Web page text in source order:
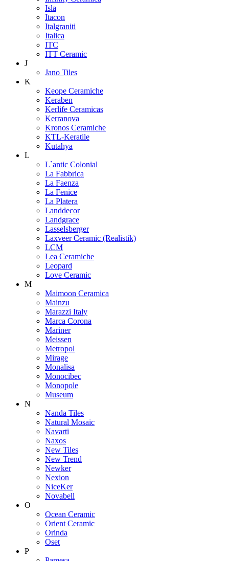
Isla
Itacon
Italgraniti
Italica
ITC
ITT Ceramic
J
Jano Tiles
K
Keope Ceramiche
Keraben
Kerlife Ceramicas
Kerranova
Kronos Ceramiche
KTL-Keratile
Kutahya
L
L`antic Colonial
La Fabbrica
La Faenza
La Fenice
La Platera
Landdecor
Landgrace
Lasselsberger
Laxveer Ceramic (Realistik)
LCM
Lea Ceramiche
Leopard
Love Ceramic
M
Maimoon Ceramica
Mainzu
Marazzi Italy
Marca Corona
Mariner
Meissen
Metropol
Mirage
Monalisa
Monocibec
Monopole
Museum
N
Nanda Tiles
Natural Mosaic
Navarti
Naxos
New Tiles
New Trend
Newker
Nexion
NiceKer
Novabell
O
Ocean Ceramic
Orient Ceramic
Orinda
Oset
P